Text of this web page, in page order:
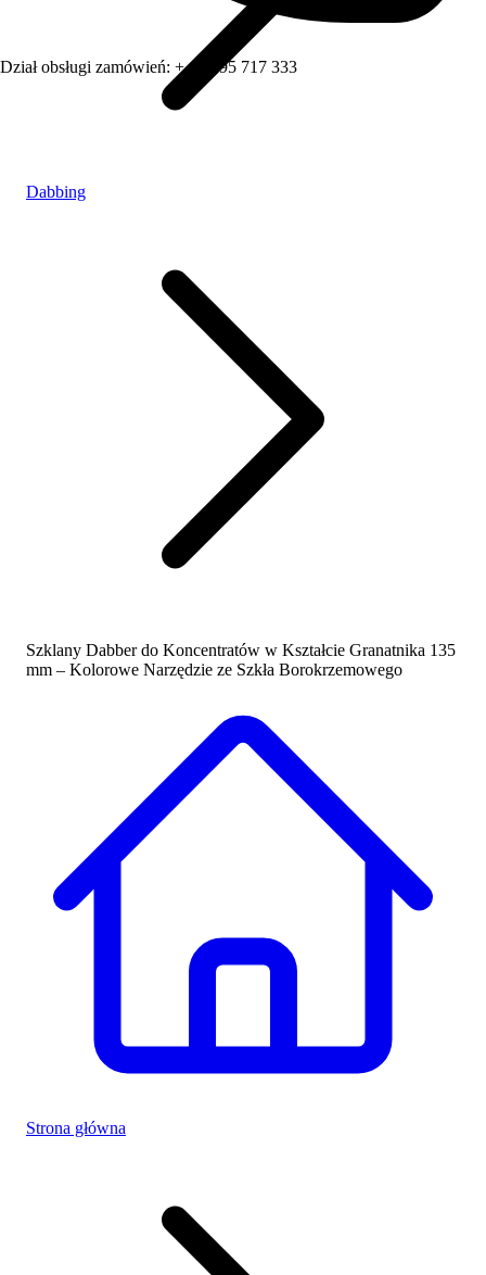
Dział obsługi zamówień: + 48 795 717 333
Dabbing
Szklany Dabber do Koncentratów w Kształcie Granatnika 135
mm – Kolorowe Narzędzie ze Szkła Borokrzemowego
Strona główna